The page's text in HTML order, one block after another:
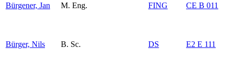
Bürgener, Jan M. Eng. FING CE B 011
Bürger, Nils B. Sc. DS E2 E 111